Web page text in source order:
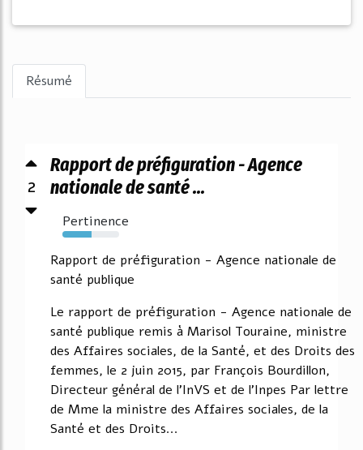
Résumé
2
Rapport de préfiguration - Agence
nationale de santé ...
Pertinence
51%
Rapport de préfiguration - Agence nationale de
santé publique
Le rapport de préfiguration - Agence nationale de
santé publique remis à Marisol Touraine, ministre
des Affaires sociales, de la Santé, et des Droits des
femmes, le 2 juin 2015, par François Bourdillon,
Directeur général de l'InVS et de l'Inpes Par lettre
de Mme la ministre des Affaires sociales, de la
Santé et des Droits...